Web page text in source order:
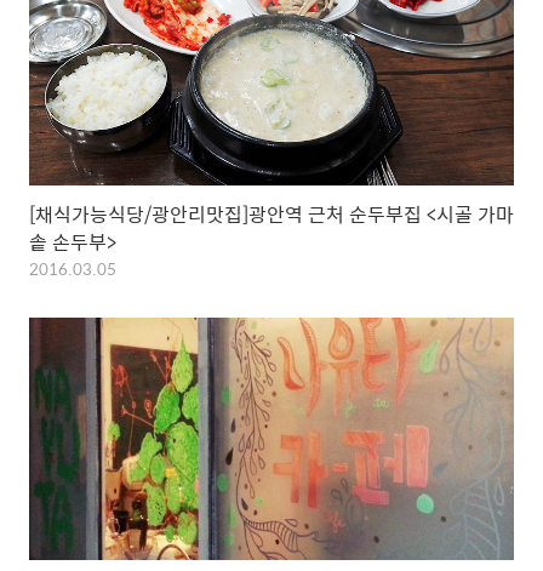
[채식가능식당/광안리맛집]광안역 근처 순두부집 <시골 가마
솥 손두부>
2016.03.05